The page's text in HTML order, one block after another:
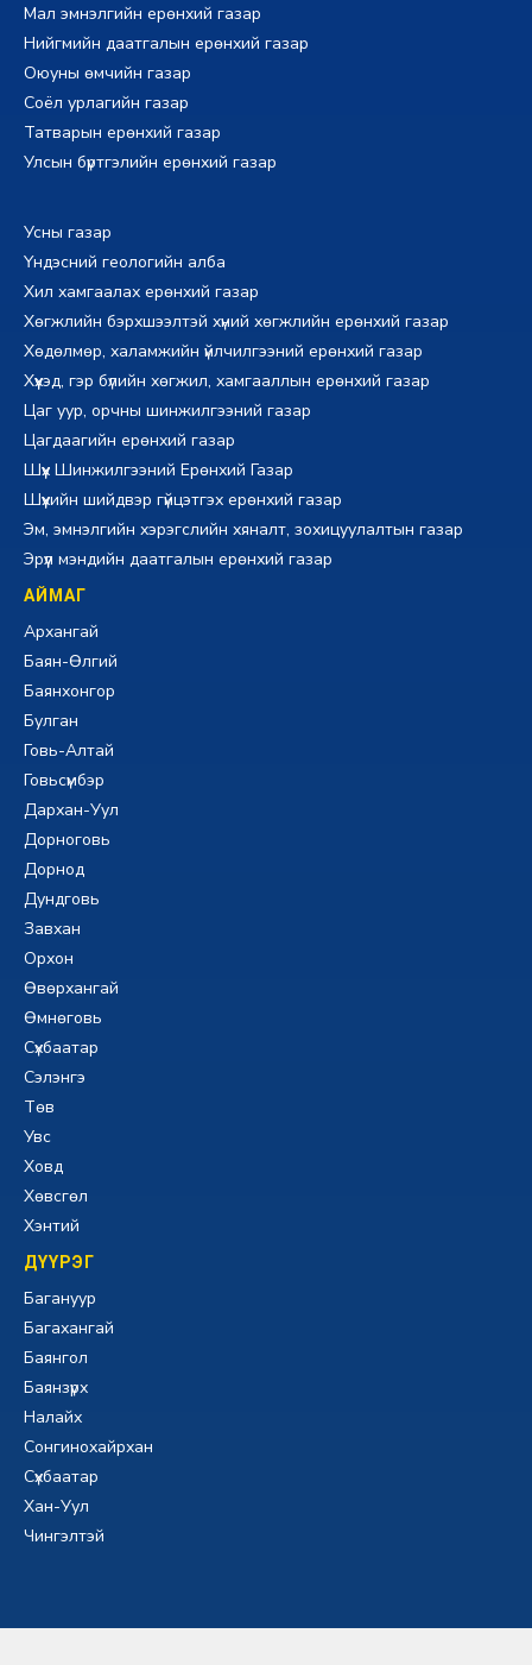
Мал эмнэлгийн ерөнхий газар
Нийгмийн даатгалын ерөнхий газар
Оюуны өмчийн газар
Соёл урлагийн газар
Татварын ерөнхий газар
Улсын бүртгэлийн ерөнхий газар
Усны газар
Үндэсний геологийн алба
Хил хамгаалах ерөнхий газар
Хөгжлийн бэрхшээлтэй хүний хөгжлийн ерөнхий газар
Хөдөлмөр, халамжийн үйлчилгээний ерөнхий газар
Хүүхэд, гэр бүлийн хөгжил, хамгааллын ерөнхий газар
Цаг уур, орчны шинжилгээний газар
Цагдаагийн ерөнхий газар
Шүүх Шинжилгээний Ерөнхий Газар
Шүүхийн шийдвэр гүйцэтгэх ерөнхий газар
Эм, эмнэлгийн хэрэгслийн хяналт, зохицуулалтын газар
Эрүүл мэндийн даатгалын ерөнхий газар
АЙМАГ
Архангай
Баян-Өлгий
Баянхонгор
Булган
Говь-Алтай
Говьсүмбэр
Дархан-Уул
Дорноговь
Дорнод
Дундговь
Завхан
Орхон
Өвөрхангай
Өмнөговь
Сүхбаатар
Сэлэнгэ
Төв
Увс
Ховд
Хөвсгөл
Хэнтий
ДҮҮРЭГ
Багануур
Багахангай
Баянгол
Баянзүрх
Налайх
Сонгинохайрхан
Сүхбаатар
Хан-Уул
Чингэлтэй